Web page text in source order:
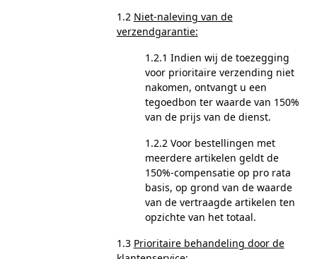
1.2 Niet-naleving van de
verzendgarantie:
1.2.1 Indien wij de toezegging
voor prioritaire verzending niet
nakomen, ontvangt u een
tegoedbon ter waarde van 150%
van de prijs van de dienst.
1.2.2 Voor bestellingen met
meerdere artikelen geldt de
150%-compensatie op pro rata
basis, op grond van de waarde
van de vertraagde artikelen ten
opzichte van het totaal.
1.3 Prioritaire behandeling door de